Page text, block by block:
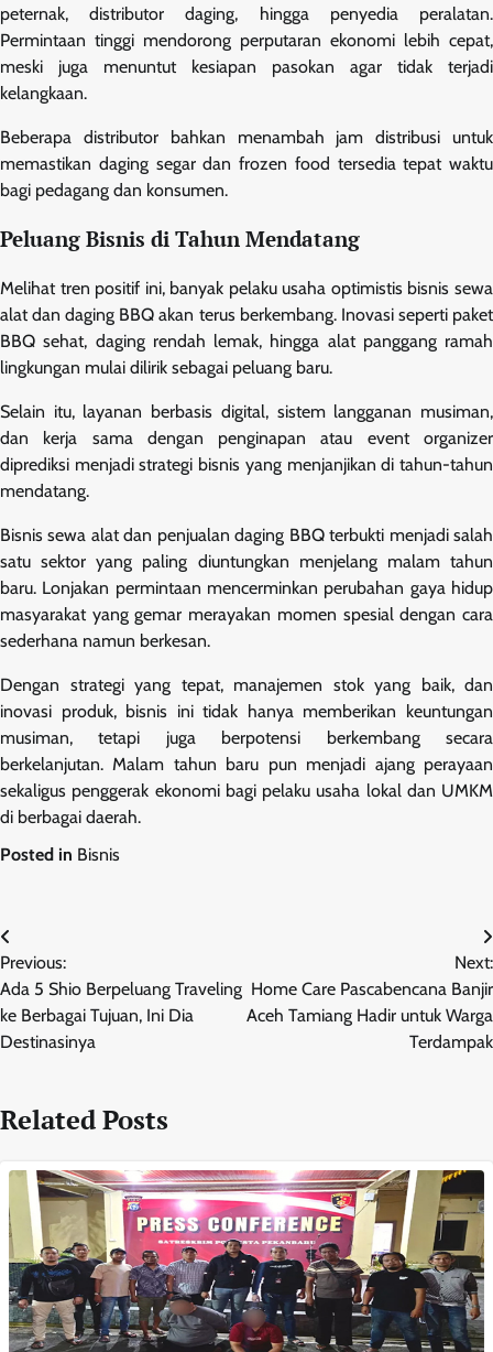
peternak, distributor daging, hingga penyedia peralatan.
Permintaan tinggi mendorong perputaran ekonomi lebih cepat,
meski juga menuntut kesiapan pasokan agar tidak terjadi
kelangkaan.
Beberapa distributor bahkan menambah jam distribusi untuk
memastikan daging segar dan frozen food tersedia tepat waktu
bagi pedagang dan konsumen.
Peluang Bisnis di Tahun Mendatang
Melihat tren positif ini, banyak pelaku usaha optimistis bisnis sewa
alat dan daging BBQ akan terus berkembang. Inovasi seperti paket
BBQ sehat, daging rendah lemak, hingga alat panggang ramah
lingkungan mulai dilirik sebagai peluang baru.
Selain itu, layanan berbasis digital, sistem langganan musiman,
dan kerja sama dengan penginapan atau event organizer
diprediksi menjadi strategi bisnis yang menjanjikan di tahun-tahun
mendatang.
Bisnis sewa alat dan penjualan daging BBQ terbukti menjadi salah
satu sektor yang paling diuntungkan menjelang malam tahun
baru. Lonjakan permintaan mencerminkan perubahan gaya hidup
masyarakat yang gemar merayakan momen spesial dengan cara
sederhana namun berkesan.
Dengan strategi yang tepat, manajemen stok yang baik, dan
inovasi produk, bisnis ini tidak hanya memberikan keuntungan
musiman, tetapi juga berpotensi berkembang secara
berkelanjutan. Malam tahun baru pun menjadi ajang perayaan
sekaligus penggerak ekonomi bagi pelaku usaha lokal dan UMKM
di berbagai daerah.
Posted in Bisnis
Navigasi
pos
Previous:
Ada 5 Shio Berpeluang Traveling
ke Berbagai Tujuan, Ini Dia
Destinasinya
Next:
Home Care Pascabencana Banjir
Aceh Tamiang Hadir untuk Warga
Terdampak
Related Posts